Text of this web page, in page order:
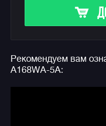
взгляды
дополнить тот
которых
годам прошлого
Рекомендуем вам
A168WA-5A: